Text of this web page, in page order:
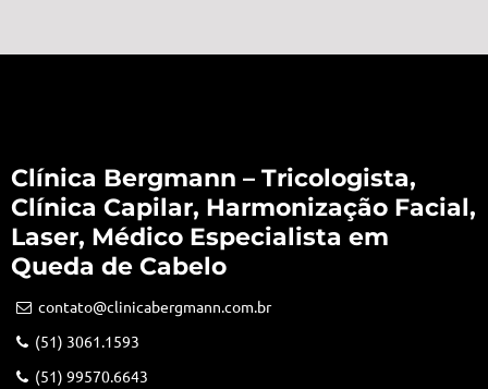
Clínica Bergmann – Tricologista,
Clínica Capilar, Harmonização Facial,
Laser, Médico Especialista em
Queda de Cabelo
contato@clinicabergmann.com.br
(51) 3061.1593
(51) 99570.6643